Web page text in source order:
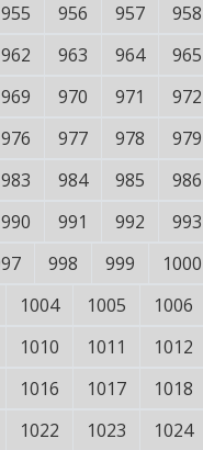
955 956 957 958
962 963 964 965
969 970 971 972
976 977 978 979
983 984 985 986
990 991 992 993
998 999 1000
1004 1005 1006
1010 1011 1012
1016 1017 1018
1022 1023 1024